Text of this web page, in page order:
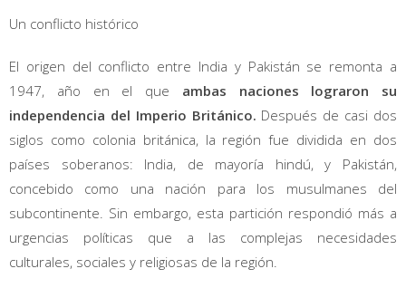
Un conflicto histórico
El origen del conflicto entre India y Pakistán se remonta a
1947, año en el que ambas naciones lograron su
independencia del Imperio Británico. Después de casi dos
siglos como colonia británica, la región fue dividida en dos
países soberanos: India, de mayoría hindú, y Pakistán,
concebido como una nación para los musulmanes del
subcontinente. Sin embargo, esta partición respondió más a
urgencias políticas que a las complejas necesidades
culturales, sociales y religiosas de la región.